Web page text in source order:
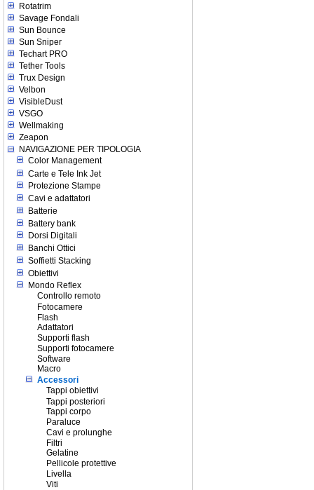
Rotatrim
Savage Fondali
Sun Bounce
Sun Sniper
Techart PRO
Tether Tools
Trux Design
Velbon
VisibleDust
VSGO
Wellmaking
Zeapon
NAVIGAZIONE PER TIPOLOGIA
Color Management
Carte e Tele Ink Jet
Protezione Stampe
Cavi e adattatori
Batterie
Battery bank
Dorsi Digitali
Banchi Ottici
Soffietti Stacking
Obiettivi
Mondo Reflex
Controllo remoto
Fotocamere
Flash
Adattatori
Supporti flash
Supporti fotocamere
Software
Macro
Accessori
Tappi obiettivi
Tappi posteriori
Tappi corpo
Paraluce
Cavi e prolunghe
Filtri
Gelatine
Pellicole protettive
Livella
Viti